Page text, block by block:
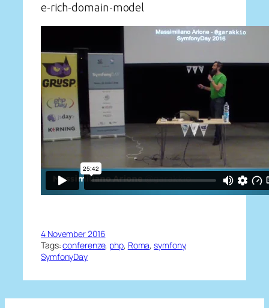
e-rich-domain-model
4 November 2016
Tags:conferenze, php, Roma, symfony
SymfonyDay